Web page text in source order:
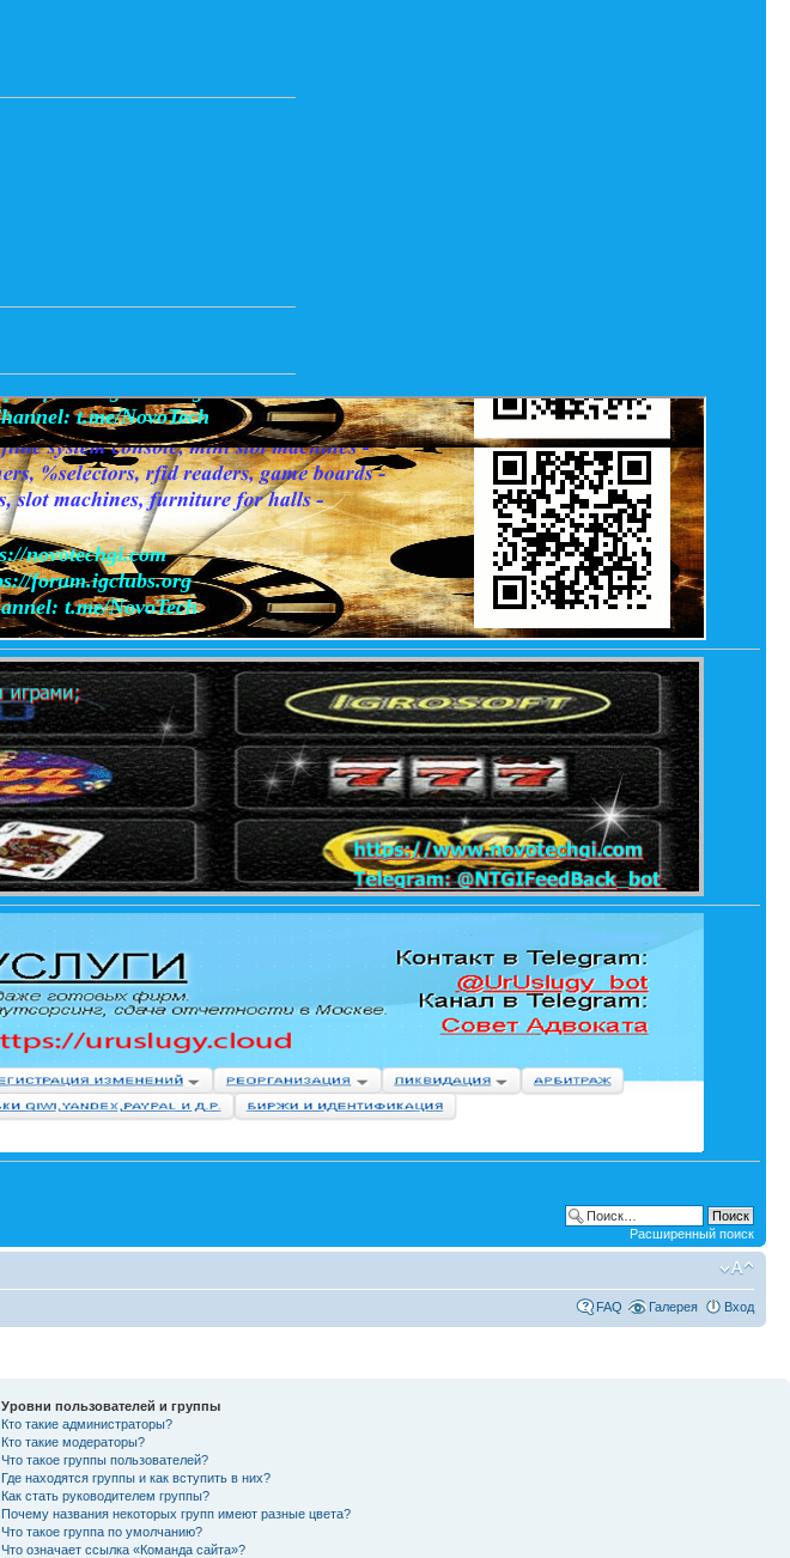
Расширенный поиск
FAQ Галерея Вход
Уровни пользователей и группы
Кто такие администраторы?
Кто такие модераторы?
Что такое группы пользователей?
Где находятся группы и как вступить в них?
Как стать руководителем группы?
Почему названия некоторых групп имеют разные цвета?
Что такое группа по умолчанию?
Что означает ссылка «Команда сайта»?